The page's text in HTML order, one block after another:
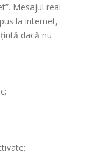
Mesajul real
la internet,
dacă nu